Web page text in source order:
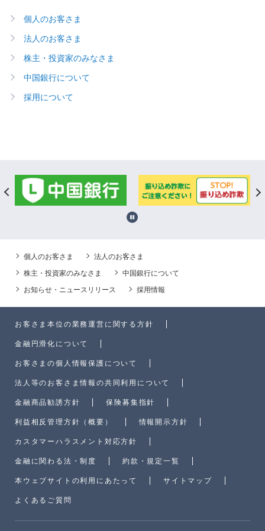
個人のお客さま
法人のお客さま
株主・投資家のみなさま
中国銀行について
採用について
個人のお客さま
法人のお客さま
株主・投資家のみなさま
中国銀行について
お知らせ・ニュースリリース
採用情報
お客さま本位の業務運営に関する方針
金融円滑化について
お客さまの個人情報保護について
法人等のお客さま情報の共同利用について
金融商品勧誘方針 保険募集指針
利益相反管理方針（概要） 情報開示方針
カスタマーハラスメント対応方針
金融に関わる法・制度 約款・規定一覧
本ウェブサイトの利用にあたって サイトマップ
よくあるご質問